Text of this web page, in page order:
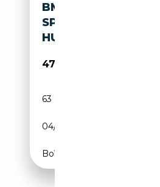
BMW 640 640
SPORT PANORAMA
HUD H&K ACC
47 900€
63 800 km
04/2022
Boîte automatique